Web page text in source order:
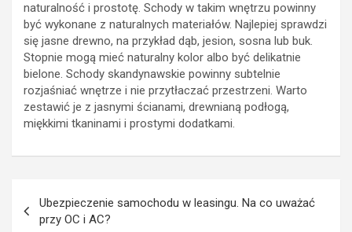
naturalność i prostotę. Schody w takim wnętrzu powinny
być wykonane z naturalnych materiałów. Najlepiej sprawdzi
się jasne drewno, na przykład dąb, jesion, sosna lub buk.
Stopnie mogą mieć naturalny kolor albo być delikatnie
bielone. Schody skandynawskie powinny subtelnie
rozjaśniać wnętrze i nie przytłaczać przestrzeni. Warto
zestawić je z jasnymi ścianami, drewnianą podłogą,
miękkimi tkaninami i prostymi dodatkami.
wpisu
Ubezpieczenie samochodu w leasingu. Na co uważać
przy OC i AC?